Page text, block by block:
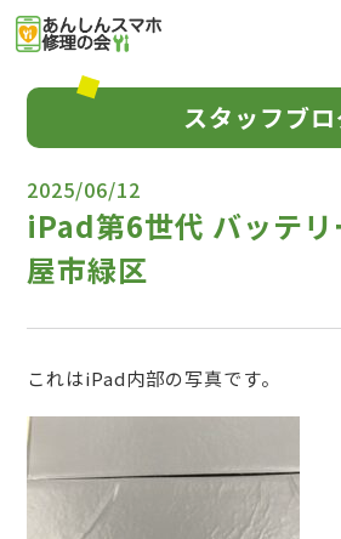
スタッフブ
2025/06/12
iPad第6世代 バッテリ
屋市緑区
これはiPad内部の写真です。